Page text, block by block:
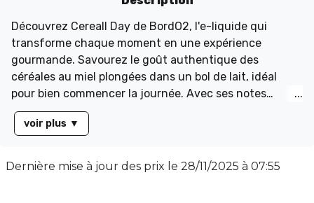
Découvrez Cereall Day de BordO2, l'e-liquide qui
transforme chaque moment en une expérience
gourmande. Savourez le goût authentique des
céréales au miel plongées dans un bol de lait, idéal
pour bien commencer la journée. Avec ses notes
sucrées de miel et de caramel, ce mélange vous
incitera à sortir du lit avec enthousiasme. Parfait pour
vos moments de vape tout au long de la journée.
voir plus ▼
Dernière mise à jour des prix le 28/11/2025 à 07:55